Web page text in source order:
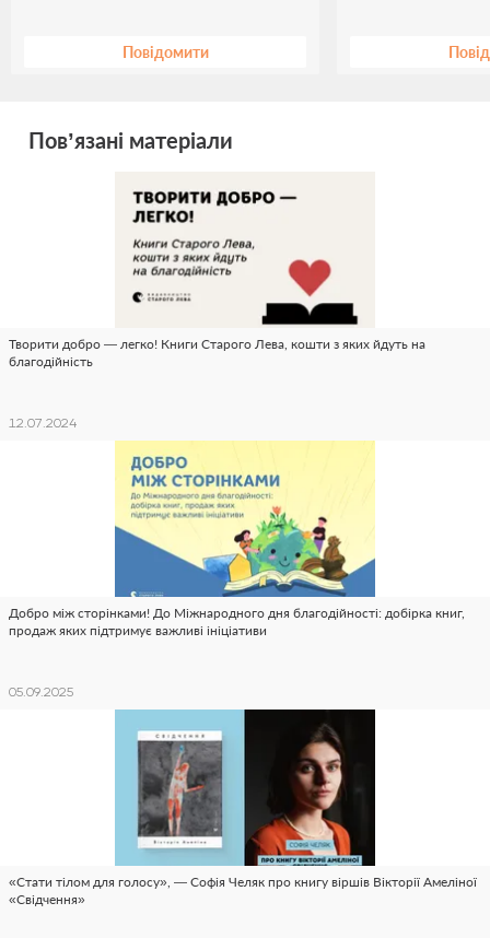
Повідомити
Пов’язані матеріали
Творити добро — легко! Книги Старого Лева, кошти з яких йдуть на
благодійність
12.07.2024
Добро між сторінками! До Міжнародного дня благодійності: добірка книг,
продаж яких підтримує важливі ініціативи
05.09.2025
«Стати тілом для голосу», — Софія Челяк про книгу віршів Вікторії Амеліної
«Свідчення»